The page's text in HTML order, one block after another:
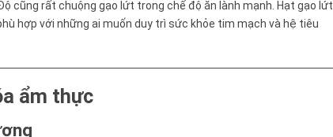
cũng rất chuộng gạo lứt trong chế độ ăn lành mạnh. Hạt gạo lứt
hợp với những ai muốn duy trì sức khỏe tim mạch và hệ tiêu
ẩm thực